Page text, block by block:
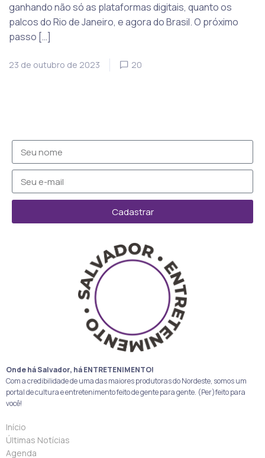
ganhando não só as plataformas digitais, quanto os
palcos do Rio de Janeiro, e agora do Brasil. O próximo
passo […]
23 de outubro de 2023 20
Cadastrar
Onde há Salvador, há ENTRETENIMENTO!
Com a credibilidade de uma das maiores produtoras do Nordeste, somos um
portal de cultura e entretenimento feito de gente para gente. (Per)feito para
você!
Início
Últimas Notícias
Agenda